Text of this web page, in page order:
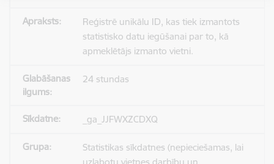
Reģistrē unikālu ID, kas tiek izmantots
statistisko datu iegūšanai par to, kā
apmeklētājs izmanto vietni.
24 stundas
_ga_JJFWXZCDXQ
Statistikas sīkdatnes (nepieciešamas, lai